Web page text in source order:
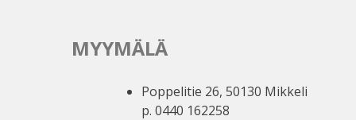
MYYMÄLÄ
Poppelitie 26, 50130 Mikkeli
p. 0440 162258